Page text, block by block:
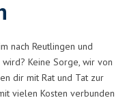
nach Reutlingen und
Keine Sorge, wir von
dir mit Rat und Tat zur
vielen Kosten verbunden